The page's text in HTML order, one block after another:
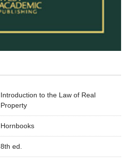
Introduction to the Law of Real
Property
Hornbooks
8th ed.